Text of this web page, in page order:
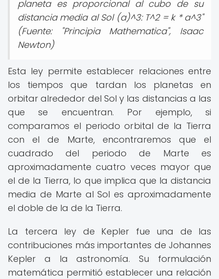
planeta es proporcional al cubo de su
distancia media al Sol (a)^3: T^2 = k * a^3"
(Fuente: "Principia Mathematica", Isaac
Newton)
Esta ley permite establecer relaciones entre
los tiempos que tardan los planetas en
orbitar alrededor del Sol y las distancias a las
que se encuentran. Por ejemplo, si
comparamos el periodo orbital de la Tierra
con el de Marte, encontraremos que el
cuadrado del periodo de Marte es
aproximadamente cuatro veces mayor que
el de la Tierra, lo que implica que la distancia
media de Marte al Sol es aproximadamente
el doble de la de la Tierra.
La tercera ley de Kepler fue una de las
contribuciones más importantes de Johannes
Kepler a la astronomía. Su formulación
matemática permitió establecer una relación